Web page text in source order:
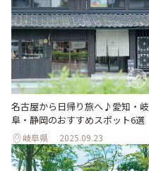
名古屋から日帰り旅へ♪愛知・岐
阜・静岡のおすすめスポット6選
岐阜県 2025.09.23